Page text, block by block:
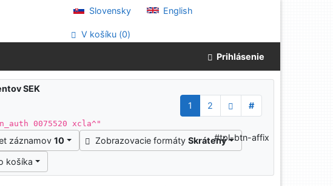
Slovensky English
V košíku (0)
Prihlásenie
SEK
1 2
#
0075520 xcla^"
záznamov10 Zobrazovacie formátySkrátený
košíka
#tpl-btn-affix